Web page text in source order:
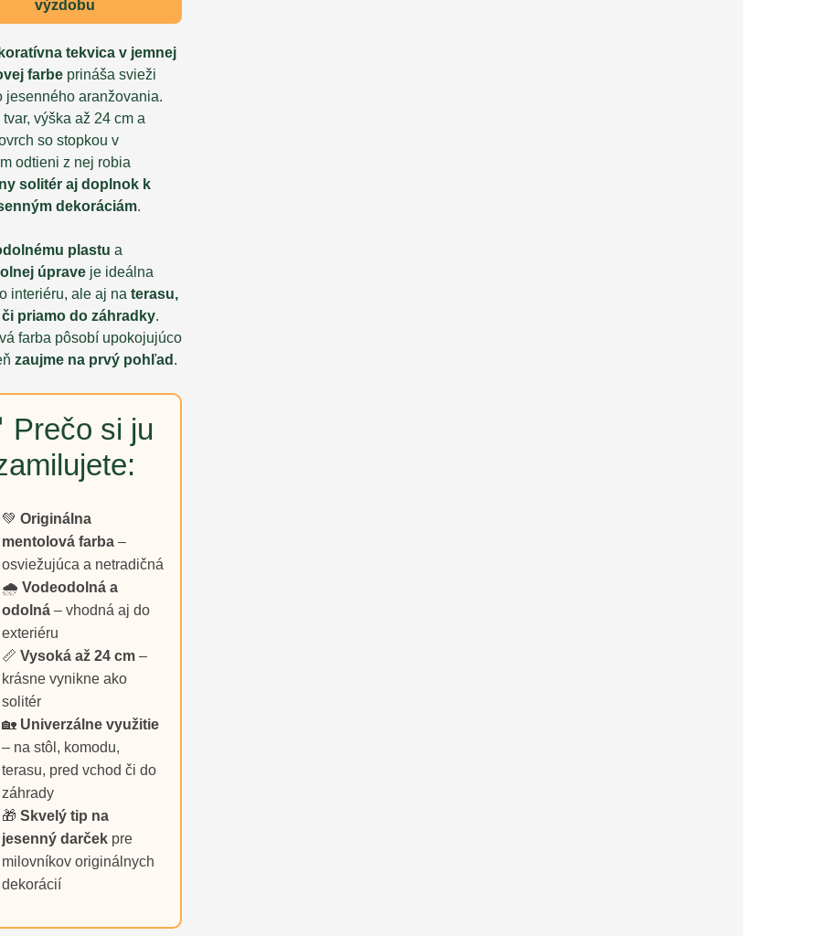
výzdobu
tekvica v jemnej
farbe prináša svieži
jesenného aranžovania.
výška až 24 cm a
so stopkou v
odtieni z nej robia
solitér aj doplnok k
dekoráciám.
plastu a
úprave je ideálna
interiéru, ale aj na terasu,
priamo do záhradky.
farba pôsobí upokojujúco
zaujme na prvý pohľad .
Prečo si ju
💚 Originálna
mentolová farba –
osviežujúca a netradičná
🌧️ Vodeodolná a
odolná – vhodná aj do
exteriéru
📏 Vysoká až 24 cm –
krásne vynikne ako
solitér
🏡 Univerzálne využitie
– na stôl, komodu,
terasu, pred vchod či do
záhrady
🎁 Skvelý tip na
jesenný darček pre
milovníkov originálnych
dekorácií